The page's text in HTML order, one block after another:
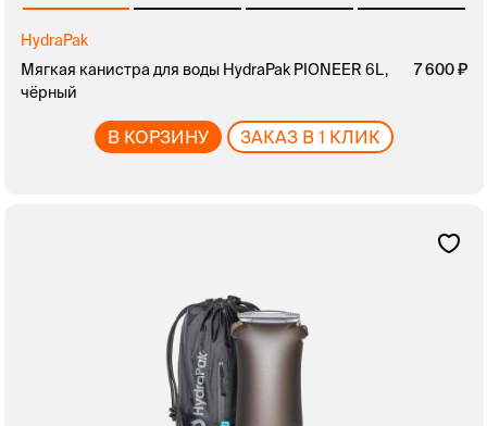
HydraPak
Мягкая канистра для воды HydraPak PIONEER 6L,
чёрный
7 600
В КОРЗИНУ ЗАКАЗ В 1 КЛИК